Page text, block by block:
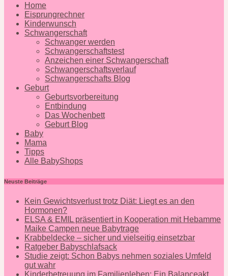
Home
Eisprungrechner
Kinderwunsch
Schwangerschaft
Schwanger werden
Schwangerschaftstest
Anzeichen einer Schwangerschaft
Schwangerschaftsverlauf
Schwangerschafts Blog
Geburt
Geburtsvorbereitung
Entbindung
Das Wochenbett
Geburt Blog
Baby
Mama
Tipps
Alle BabyShops
Neuste Beiträge
Kein Gewichtsverlust trotz Diät: Liegt es an den
Hormonen?
ELSA & EMIL präsentiert in Kooperation mit Hebamme
Maike Campen neue Babytrage
Krabbeldecke – sicher und vielseitig einsetzbar
Ratgeber Babyschlafsack
Studie zeigt: Schon Babys nehmen soziales Umfeld
gut wahr